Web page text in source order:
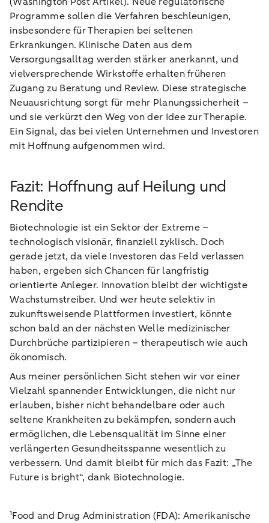
Programme sollen die Verfahren beschleunigen,
insbesondere für Therapien bei seltenen
Erkrankungen. Klinische Daten aus dem
Versorgungsalltag werden stärker anerkannt, und
vielversprechende Wirkstoffe erhalten früheren
Zugang zu Beratung und Review. Diese strategische
Neuausrichtung sorgt für mehr Planungssicherheit –
und sie verkürzt den Weg von der Idee zur Therapie.
Ein Signal, das bei vielen Unternehmen und Investoren
mit Hoffnung aufgenommen wird.
Fazit: Hoffnung auf Heilung und
Rendite
Biotechnologie ist ein Sektor der Extreme –
technologisch visionär, finanziell zyklisch. Doch
gerade jetzt, da viele Investoren das Feld verlassen
haben, ergeben sich Chancen für langfristig
orientierte Anleger. Innovation bleibt der wichtigste
Wachstumstreiber. Und wer heute selektiv in
zukunftsweisende Plattformen investiert, könnte
schon bald an der nächsten Welle medizinischer
Durchbrüche partizipieren – therapeutisch wie auch
ökonomisch.
Aus meiner persönlichen Sicht stehen wir vor einer
Vielzahl spannender Entwicklungen, die nicht nur
erlauben, bisher nicht behandelbare oder auch
seltene Krankheiten zu bekämpfen, sondern auch
ermöglichen, die Lebensqualität im Sinne einer
verlängerten Gesundheitsspanne wesentlich zu
verbessern. Und damit bleibt für mich das Fazit: „The
Future is bright“, dank Biotechnologie.
¹Food and Drug Administration (FDA): Amerikanische